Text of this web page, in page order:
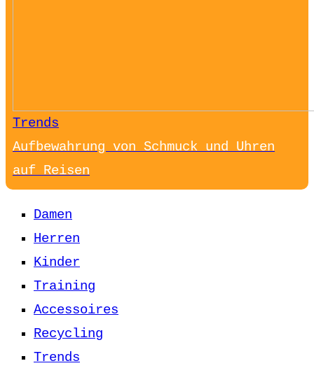
Trends
Aufbewahrung von Schmuck und Uhren
auf Reisen
Damen
Herren
Kinder
Training
Accessoires
Recycling
Trends